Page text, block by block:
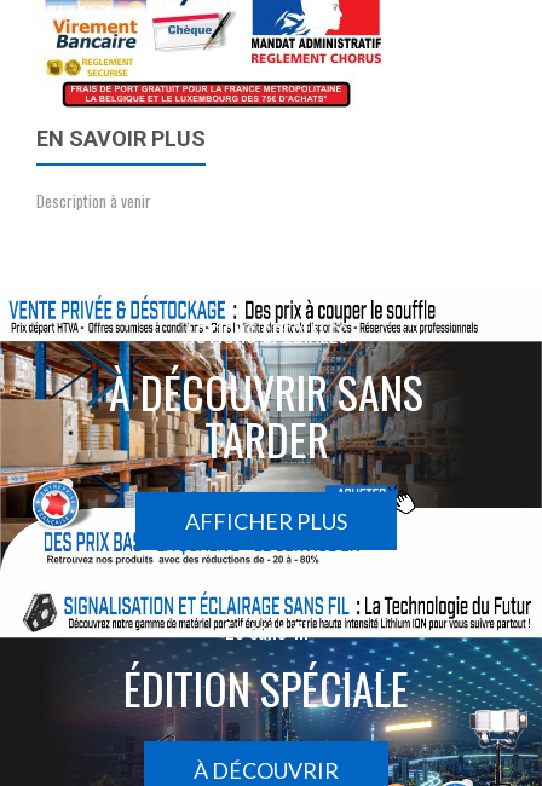
EN SAVOIR PLUS
Description à venir
ACTIONS SPÉCIALES
À DÉCOUVRIR SANS
TARDER
AFFICHER PLUS
Le sans-fil
ÉDITION SPÉCIALE
À DÉCOUVRIR